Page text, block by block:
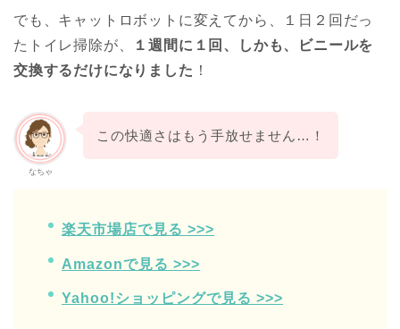
でも、キャットロボットに変えてから、１日２回だっ
たトイレ掃除が、
１週間に１回、しかも、ビニールを
交換するだけになりました ！
なちゃ
この快適さはもう手放せません…！
楽天市場店で見る >>>
Amazonで見る >>>
Yahoo!ショッピングで見る >>>